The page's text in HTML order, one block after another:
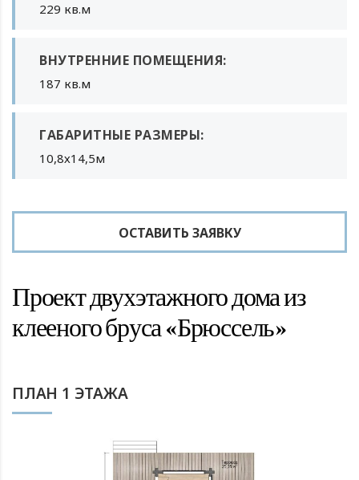
229 кв.м
ВНУТРЕННИЕ ПОМЕЩЕНИЯ:
187 кв.м
ГАБАРИТНЫЕ РАЗМЕРЫ:
10,8х14,5м
ОСТАВИТЬ ЗАЯВКУ
Проект двухэтажного дома из
клееного бруса «Брюссель»
ПЛАН 1 ЭТАЖА